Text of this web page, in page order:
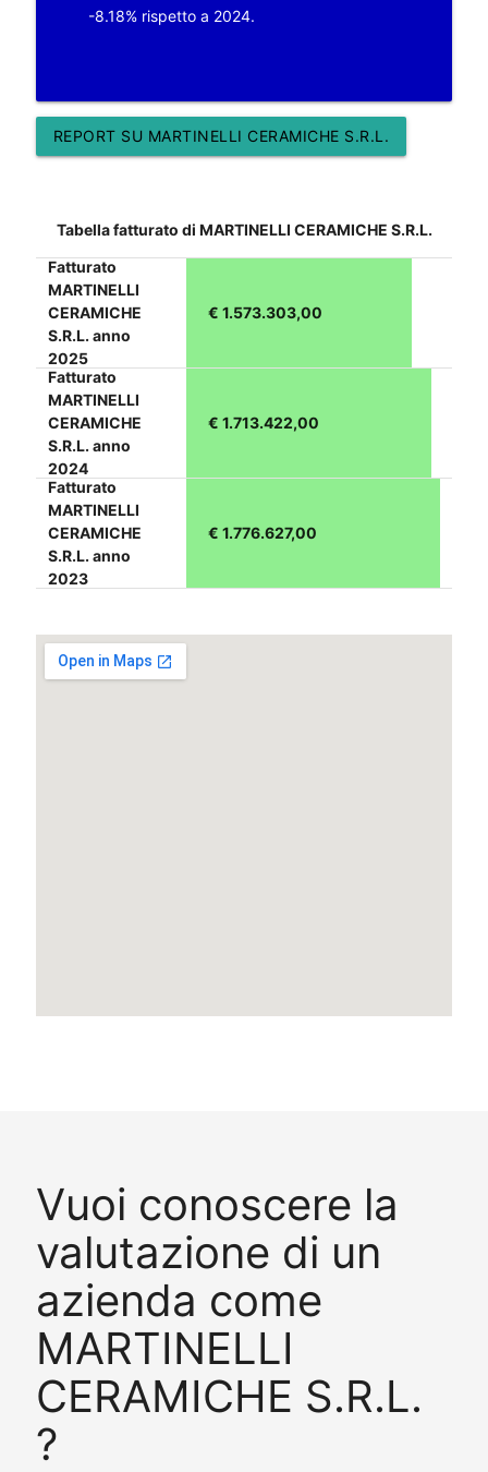
-8.18% rispetto a 2024.
REPORT SU MARTINELLI CERAMICHE S.R.L.
Tabella fatturato di MARTINELLI CERAMICHE S.R.L.
Fatturato
MARTINELLI
CERAMICHE
S.R.L. anno
2025
€ 1.573.303,00
Fatturato
MARTINELLI
CERAMICHE
S.R.L. anno
2024
€ 1.713.422,00
Fatturato
MARTINELLI
CERAMICHE
S.R.L. anno
2023
€ 1.776.627,00
Vuoi conoscere la
valutazione di un
azienda come
MARTINELLI
CERAMICHE S.R.L.
?